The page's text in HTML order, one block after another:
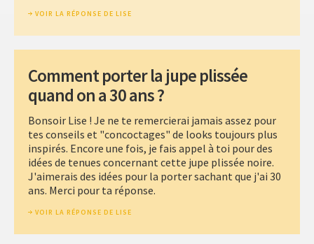
VOIR LA RÉPONSE DE LISE
Comment porter la jupe plissée
quand on a 30 ans ?
Bonsoir Lise ! Je ne te remercierai jamais assez pour
tes conseils et "concoctages" de looks toujours plus
inspirés. Encore une fois, je fais appel à toi pour des
idées de tenues concernant cette jupe plissée noire.
J'aimerais des idées pour la porter sachant que j'ai 30
ans. Merci pour ta réponse.
VOIR LA RÉPONSE DE LISE